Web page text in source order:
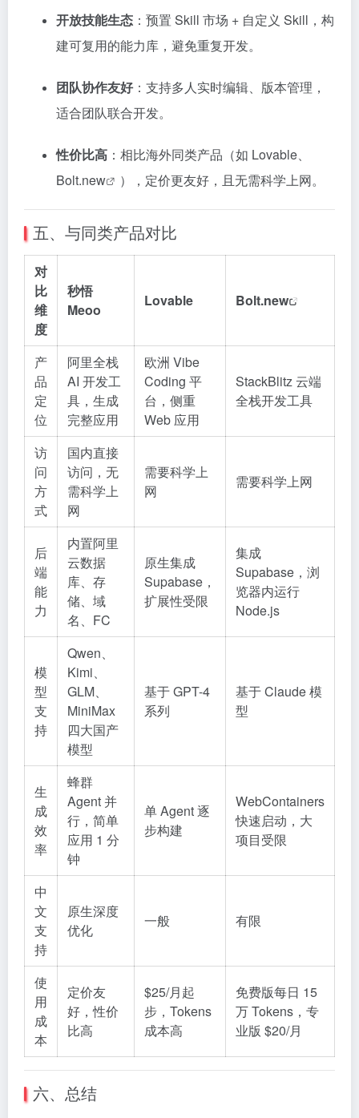
开放技能生态 ：预置 Skill 市场 + 自定义 Skill，构
建可复用的能力库，避免重复开发。
团队协作友好：支持多人实时编辑、版本管理，
适合团队联合开发。
性价比高 ：相比海外同类产品（如 Lovable、
Bolt.new
），定价更友好，且无需科学上网。
五、与同类产品对比
对
比
维
度
秒悟
Meoo
Lovable Bolt.new
产
品
定
位
阿里全栈
AI 开发工
具，生成
完整应用
欧洲 Vibe
Coding 平
台，侧重
Web 应用
StackBlitz 云端
全栈开发工具
访
问
方
式
国内直接
访问，无
需科学上
网
需要科学上
网
需要科学上网
后
端
能
力
内置阿里
云数据
库、存
储、域
名、FC
原生集成
Supabase，
扩展性受限
集成
Supabase，浏
览器内运行
Node.js
模
型
支
持
Qwen、
Kimi、
GLM、
MiniMax
四大国产
模型
基于 GPT-4
系列
基于 Claude 模
型
生
成
效
率
蜂群
Agent 并
行，简单
应用 1 分
钟
单 Agent 逐
步构建
WebContainers
快速启动，大
项目受限
中
文
支
持
原生深度
优化
一般 有限
使
用
成
本
定价友
好，性价
比高
$25/月起
步，Tokens
成本高
免费版每日 15
万 Tokens，专
业版 $20/月
六、总结